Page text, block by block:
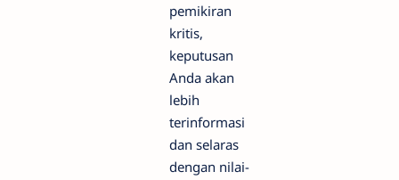
pemikiran
kritis,
keputusan
Anda akan
lebih
terinformasi
dan selaras
dengan nilai-